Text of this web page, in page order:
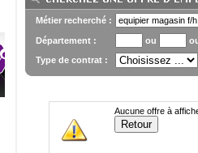
Métier recherché :
Département : ou
Type de contrat :
Aucune offre à